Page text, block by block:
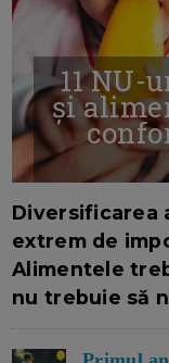
11
și
Diversificarea
extrem de
Alimentele
nu trebuie să